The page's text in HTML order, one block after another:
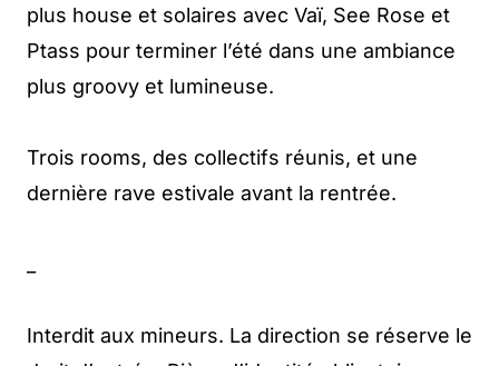
plus house et solaires avec Vaï, See Rose et
Ptass pour terminer l’été dans une ambiance
plus groovy et lumineuse.
Trois rooms, des collectifs réunis, et une
dernière rave estivale avant la rentrée.
Interdit aux mineurs. La direction se réserve le